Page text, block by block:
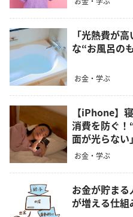
「光熱費が
な“お風呂の
お金・学ぶ
【iPhone】
消費を防ぐ
面が光らない」
お金・学ぶ
お金が貯ま
が増える仕組